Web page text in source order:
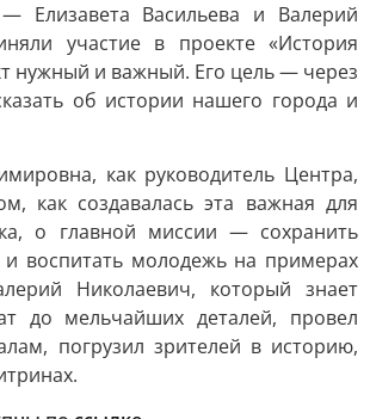
— Елизавета Васильева и Валерий
участие в проекте «История
нужный и важный. Его цель — через
об истории нашего города и
как руководитель Центра,
как создавалась эта важная для
о главной миссии — сохранить
воспитать молодежь на примерах
Николаевич, который знает
до мельчайших деталей, провел
погрузил зрителей в историю,